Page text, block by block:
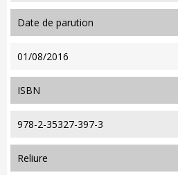
date de parution
01/08/2016
ISBN
978-2-35327-397-3
reliure